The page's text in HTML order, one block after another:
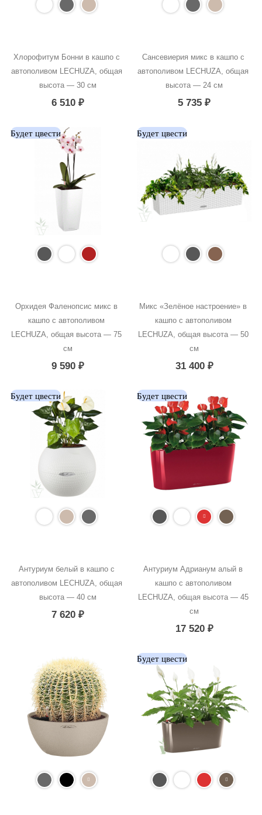
Хлорофитум Бонни в кашпо с
автополивом LECHUZA, общая
высота — 30 см
6 510 ₽
Сансевиерия микс в кашпо с
автополивом LECHUZA, общая
высота — 24 см
5 735₽
Будет цвести
Орхидея Фаленопсис микс в
кашпо с автополивом
LECHUZA, общая высота — 75
см
9 590 ₽
Будет цвести
Микс «Зелёное настроение» в
кашпо с автополивом
LECHUZA, общая высота — 50
см
31 400 ₽
Будет цвести
Антуриум белый в кашпо с
автополивом LECHUZA, общая
высота — 40 см
7 620 ₽
Будет цвести
Антуриум Адрианум алый в
кашпо с автополивом
LECHUZA, общая высота — 45
см
17 520 ₽
Будет цвести